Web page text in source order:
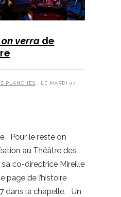
verra de
PLANCHES
, LE MARDI 07
Pour le reste on
au Théâtre des
sa co-directrice Mireille
page de l’histoire
dans la chapelle. Un